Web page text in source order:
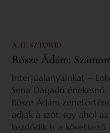
A TE SZTORID
Bősze Ádám:
Interjúalanyainkat –
Sena Dagadu
Bősze Ádám
adják a szót, így ahol
kezdődik is a következő.